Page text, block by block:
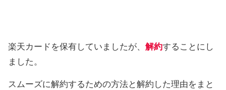
楽天カードを保有していましたが、 解約することにし
ました。
スムーズに解約するための方法と解約した理由をまと